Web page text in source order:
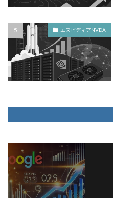
エヌビディアNVDA